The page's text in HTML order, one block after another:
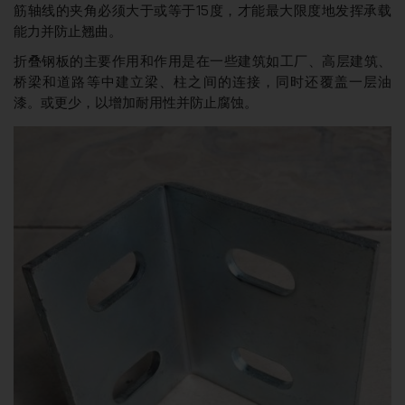
筋轴线的夹角必须大于或等于15度，才能最大限度地发挥承载
能力并防止翘曲。
折叠钢板的主要作用和作用是在一些建筑如工厂、高层建筑、
桥梁和道路等中建立梁、柱之间的连接，同时还覆盖一层油
漆。或更少，以增加耐用性并防止腐蚀。